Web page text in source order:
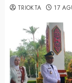
TRIOKTA 17